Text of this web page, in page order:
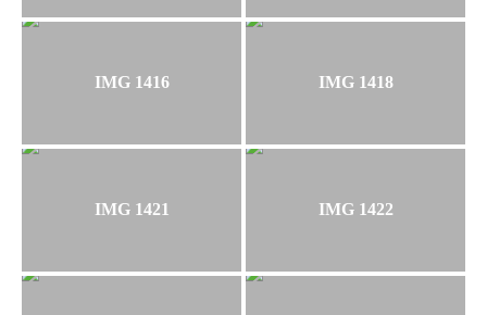
IMG 1416 IMG 1418
IMG 1421 IMG 1422